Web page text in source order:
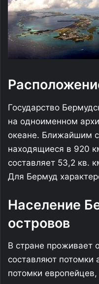
Государство
на одноименном
океане. Ближайшим
находящиеся в 920
составляет 53,2 кв.
Для Бермуд
Население
островов
В стране проживает
составляют потомки
потомки